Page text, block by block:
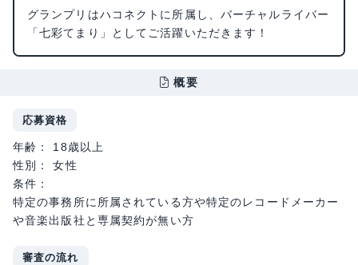
グランプリはハコネクトに所属し、バーチャルライバー
「七彩てまり」としてご活躍いただきます！
概要
応募資格
年齢： 18歳以上
性別： 女性
条件：
特定の事務所に所属されている方や特定のレコードメーカー
や音楽出版社と専属契約が無い方
審査の流れ